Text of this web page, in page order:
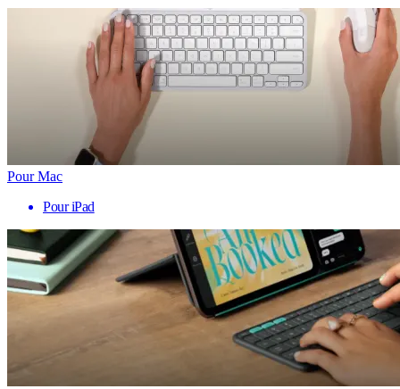
Pour Mac
Pour iPad